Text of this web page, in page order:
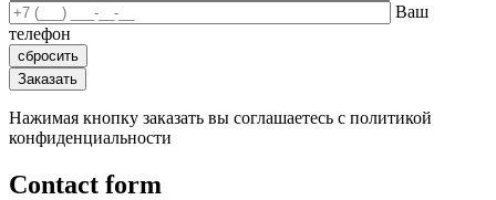
Ваш
телефон
Нажимая кнопку заказать вы соглашаетесь с политикой
конфиденциальности
Contact form